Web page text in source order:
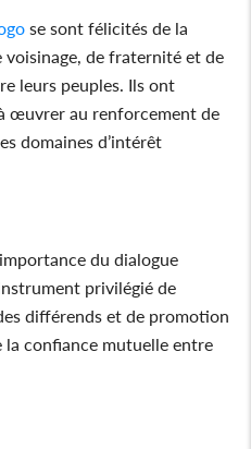
se sont félicités de la
voisinage, de fraternité et de
leurs peuples. Ils ont
œuvrer au renforcement de
domaines d’intérêt
du dialogue
privilégié de
différends et de promotion
la confiance mutuelle entre